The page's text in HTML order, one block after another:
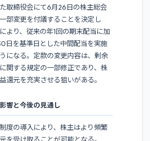
取締役会にて6月26日の株主総会
部変更を付議することを決定し
より、従来の年1回の期末配当に加
日を基準日とした中間配当を実施
になる。定款の変更内容は、剰余
関する規定の一部修正であり、株
還元を充実させる狙いがある。
響と今後の見通し
度の導入により、株主はより頻繁